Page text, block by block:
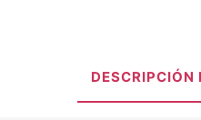
DESCRIPCIÓN